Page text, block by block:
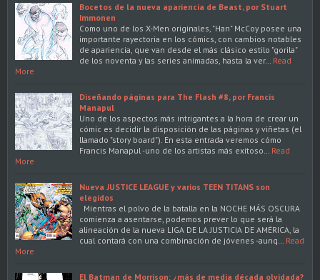
Bocetos de la nueva apariencia de Beast, por Stuart
Immonen
Como uno de los X-Men originales, "Han" McCoy posee una
importante rayectoria en los cómics, con cambios notables
de apariencia, que van desde el más clásico estilo "gorila"
de los noventa y las series animadas, hasta la ver…
Read
More
Diseñando páginas para The Flash #8, por Francis
Manapul
Uno de los aspectos más intrigantes a la hora de crear un
cómic es decidir la disposición de las páginas y viñetas (el
llamado "story board"). En esta entrada veremos cómo
Francis Manapul -uno de los artistas más exitoso…
Read
More
Nueva JUSTICE LEAGUE y varios TEEN TITANS son
elegidos
Mientras el polvo de la batalla en la NOCHE MÁS OSCURA
comienza a asentarse, podemos prever lo que será la
alineación de la nueva LIGA DE LA JUSTICIA DE AMÉRICA, la
cual contará con una combinación de jóvenes -aunq…
Read
More
El Batman de Morrison: ¿más de media década olvidada?